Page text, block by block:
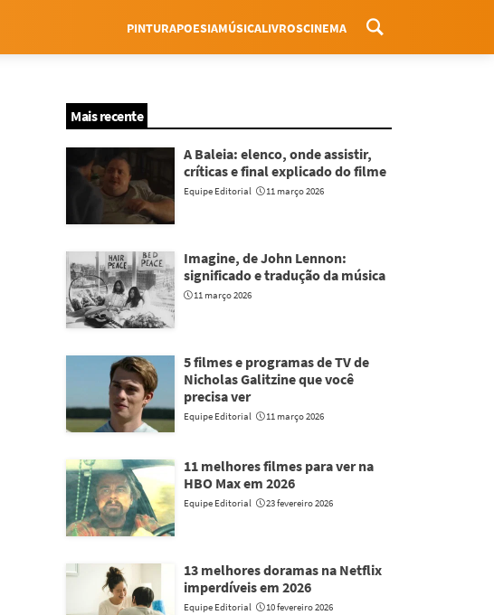
Menu
PINTURAPOESIAMÚSICALIVROSCINEMA
Mais recente
A Baleia: elenco, onde assistir,
críticas e final explicado do filme
Equipe Editorial 11 março 2026
Imagine, de John Lennon:
significado e tradução da música
11 março 2026
5 filmes e programas de TV de
Nicholas Galitzine que você
precisa ver
Equipe Editorial 11 março 2026
11 melhores filmes para ver na
HBO Max em 2026
Equipe Editorial 23 fevereiro 2026
13 melhores doramas na Netflix
imperdíveis em 2026
Equipe Editorial 10 fevereiro 2026